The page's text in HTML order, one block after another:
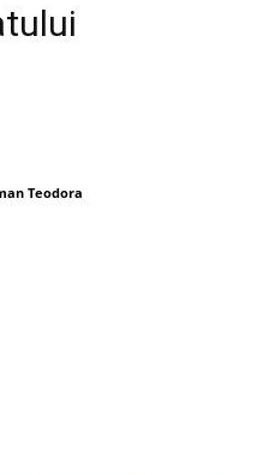
Teodora